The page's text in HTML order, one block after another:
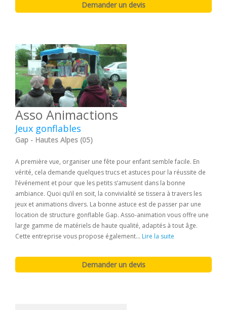
Asso Animactions
Jeux gonflables
Gap - Hautes Alpes (05)
A première vue, organiser une fête pour enfant semble facile. En
vérité, cela demande quelques trucs et astuces pour la réussite de
l’événement et pour que les petits s’amusent dans la bonne
ambiance. Quoi qu’il en soit, la convivialité se tissera à travers les
jeux et animations divers. La bonne astuce est de passer par une
location de structure gonflable Gap. Asso-animation vous offre une
large gamme de matériels de haute qualité, adaptés à tout âge.
Cette entreprise vous propose également... Lire la suite